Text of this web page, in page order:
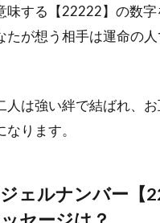
味する【22222】の数字
たが想う相手は運命の
人は強い絆で結ばれ、
ります。
ェルナンバー【